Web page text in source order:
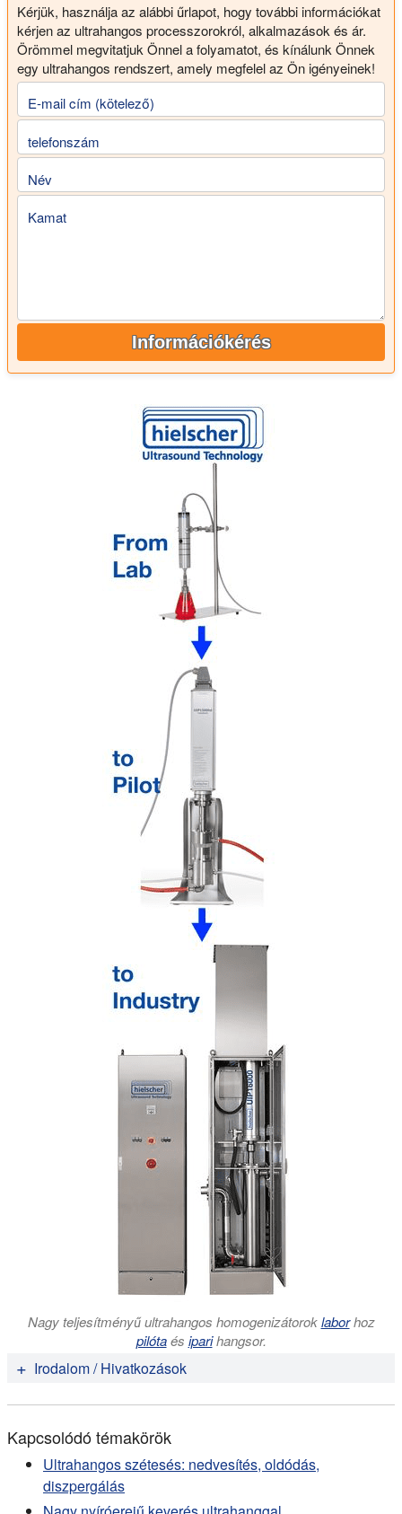
Kérjük, használja az alábbi űrlapot, hogy további információkat
kérjen az ultrahangos processzorokról, alkalmazások és ár.
Örömmel megvitatjuk Önnel a folyamatot, és kínálunk Önnek
egy ultrahangos rendszert, amely megfelel az Ön igényeinek!
E-mail cím (kötelező)
telefonszám
Név
Kamat
Információkérés
Nagy teljesítményű ultrahangos homogenizátoroklaborhoz
pilótaés iparihangsor.
Irodalom / Hivatkozások
Conformational Rearrangements in P-glycoprotein as
Probed by Fluorescence Resonance Energy Transfer
Spectroscopy
27.
Kapcsolódó témakörök
Ultrahangos szétesés: nedvesítés, oldódás,
diszpergálás